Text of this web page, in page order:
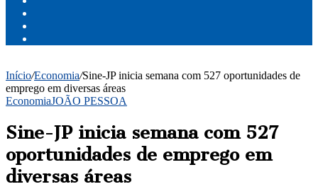
Início/Economia/Sine-JP inicia semana com 527 oportunidades de
emprego em diversas áreas
EconomiaJOÃO PESSOA
Sine-JP inicia semana com 527
oportunidades de emprego em
diversas áreas